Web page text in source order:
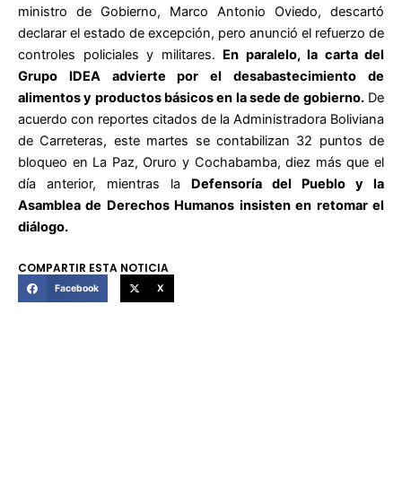
ministro de Gobierno, Marco Antonio Oviedo, descartó
declarar el estado de excepción, pero anunció el refuerzo de
controles policiales y militares. En paralelo, la carta del
Grupo IDEA advierte por el desabastecimiento de
alimentos y productos básicos en la sede de gobierno.De
acuerdo con reportes citados de la Administradora Boliviana
de Carreteras, este martes se contabilizan 32 puntos de
bloqueo en La Paz, Oruro y Cochabamba, diez más que el
día anterior, mientras la Defensoría del Pueblo y la
Asamblea de Derechos Humanos insisten en retomar el
diálogo.
COMPARTIR ESTA NOTICIA
Facebook X